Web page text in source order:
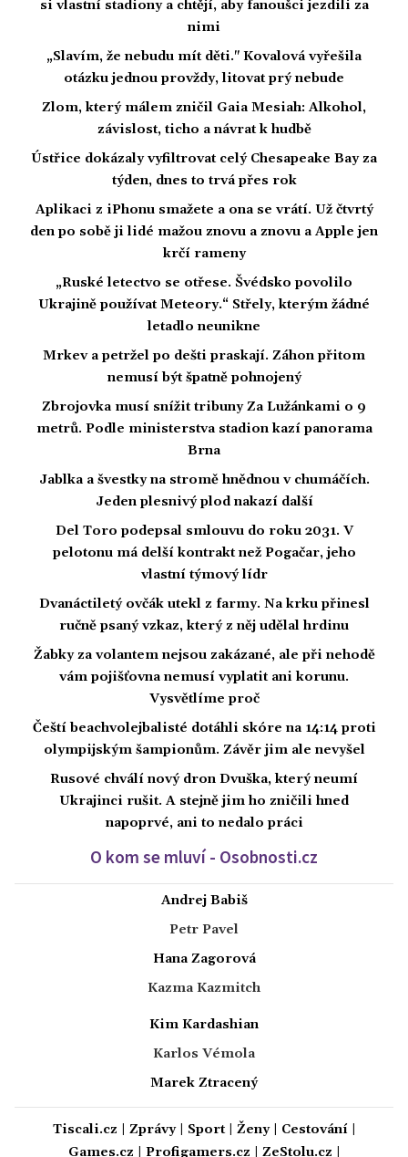
si vlastní stadiony a chtějí, aby fanoušci jezdili za
nimi
„Slavím, že nebudu mít děti." Kovalová vyřešila
otázku jednou provždy, litovat prý nebude
Zlom, který málem zničil Gaia Mesiah: Alkohol,
závislost, ticho a návrat k hudbě
Ústřice dokázaly vyfiltrovat celý Chesapeake Bay za
týden, dnes to trvá přes rok
Aplikaci z iPhonu smažete a ona se vrátí. Už čtvrtý
den po sobě ji lidé mažou znovu a znovu a Apple jen
krčí rameny
„Ruské letectvo se otřese. Švédsko povolilo
Ukrajině používat Meteory.“ Střely, kterým žádné
letadlo neunikne
Mrkev a petržel po dešti praskají. Záhon přitom
nemusí být špatně pohnojený
Zbrojovka musí snížit tribuny Za Lužánkami o 9
metrů. Podle ministerstva stadion kazí panorama
Brna
Jablka a švestky na stromě hnědnou v chumáčích.
Jeden plesnivý plod nakazí další
Del Toro podepsal smlouvu do roku 2031. V
pelotonu má delší kontrakt než Pogačar, jeho
vlastní týmový lídr
Dvanáctiletý ovčák utekl z farmy. Na krku přinesl
ručně psaný vzkaz, který z něj udělal hrdinu
Žabky za volantem nejsou zakázané, ale při nehodě
vám pojišťovna nemusí vyplatit ani korunu.
Vysvětlíme proč
Čeští beachvolejbalisté dotáhli skóre na 14:14 proti
olympijským šampionům. Závěr jim ale nevyšel
Rusové chválí nový dron Dvuška, který neumí
Ukrajinci rušit. A stejně jim ho zničili hned
napoprvé, ani to nedalo práci
O kom se mluví - Osobnosti.cz
Andrej Babiš
Petr Pavel
Hana Zagorová
Kazma Kazmitch
Kim Kardashian
Karlos Vémola
Marek Ztracený
Tiscali.cz Zprávy| Sport| Ženy| Cestování|
Games.cz
Profigamers.cz ZeStolu.cz